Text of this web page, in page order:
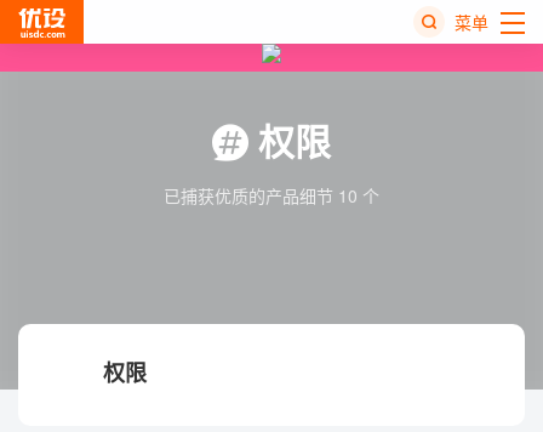
菜单
权限
已捕获优质的产品细节 10 个
权限